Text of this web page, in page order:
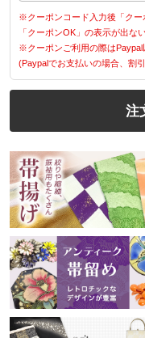
※クーポンコード入力後「クー
「クーポンOK」の表示が出な
※クーポンご利用の際はPaypal
(Paypalでお支払いの場合、割
注